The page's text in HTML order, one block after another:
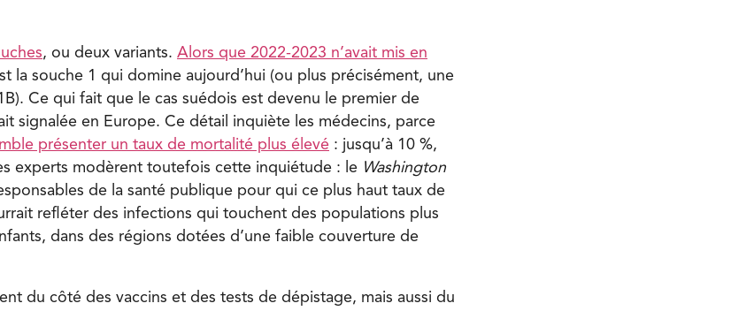
, ou deux variants. Alors que 2022-2023 n’avait mis en
la souche 1 qui domine aujourd’hui (ou plus précisément, une
Ce qui fait que le cas suédois est devenu le premier de
signalée en Europe. Ce détail inquiète les médecins, parce
présenter un taux de mortalité plus élevé : jusqu’à 10 %,
experts modèrent toutefois cette inquiétude : le Washington
de la santé publique pour qui ce plus haut taux de
refléter des infections qui touchent des populations plus
dans des régions dotées d’une faible couverture de
du côté des vaccins et des tests de dépistage, mais aussi du